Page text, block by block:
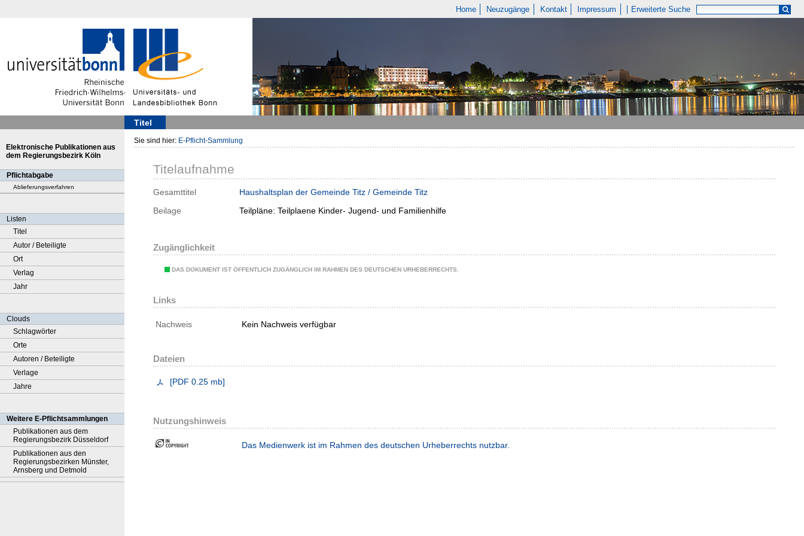
Home Neuzugänge Kontakt Impressum Erweiterte Suche
Titel
Elektronische Publikationen aus
dem Regierungsbezirk Köln
Pflichtabgabe
Ablieferungsverfahren
Listen
Titel
Autor / Beteiligte
Ort
Verlag
Jahr
Clouds
Schlagwörter
Orte
Autoren / Beteiligte
Verlage
Jahre
Weitere E-Pflichtsammlungen
Publikationen aus dem
Regierungsbezirk Düsseldorf
Publikationen aus den
Regierungsbezirken Münster,
Arnsberg und Detmold
Sie sind hier: E-Pflicht-Sammlung
Titelaufnahme
Gesamttitel
Haushaltsplan der Gemeinde Titz / Gemeinde Titz
Beilage
Teilpläne: Teilplaene Kinder- Jugend- und Familienhilfe
Zugänglichkeit
DAS DOKUMENT IST ÖFFENTLICH ZUGÄNGLICH IM RAHMEN DES DEUTSCHEN URHEBERRECHTS.
Links
Nachweis Kein Nachweis verfügbar
Dateien
[PDF 0.25 mb]
Nutzungshinweis
Das Medienwerk ist im Rahmen des deutschen Urheberrechts nutzbar.